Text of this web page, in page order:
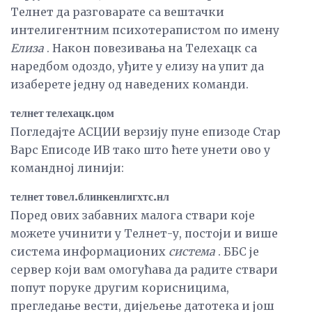
Телнет да разговарате са вештачки
интелигентним психотерапистом по имену
Елиза . Након повезивања на Телехацк са
наредбом одоздо, уђите у елизу на упит да
изаберете једну од наведених команди.
телнет телехацк.цом
Погледајте АСЦИИ верзију пуне епизоде ​​Стар
Варс Еписоде ИВ тако што ћете унети ово у
командној линији:
телнет товел.блинкенлигхтс.нл
Поред ових забавних малога ствари које
можете учинити у Телнет-у, постоји и више
система информационих система . ББС је
сервер који вам омогућава да радите ствари
попут поруке другим корисницима,
прегледање вести, дијељење датотека и још